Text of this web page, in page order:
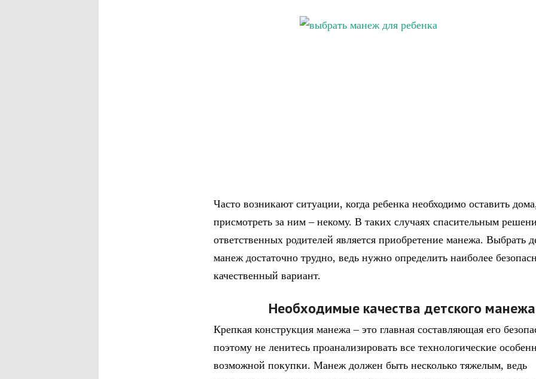
Часто возникают ситуации, когда ребенка необходимо оставить
присмотреть за ним – некому. В таких случаях спасительным
ответственных родителей является приобретение манежа. Выбрать
манеж достаточно трудно, ведь нужно определить наиболее
качественный вариант.
Необходимые качества детского манежа
Крепкая конструкция манежа – это главная составляющая его
поэтому не ленитесь проанализировать все технологические
возможной покупки. Манеж должен быть несколько тяжелым, ведь